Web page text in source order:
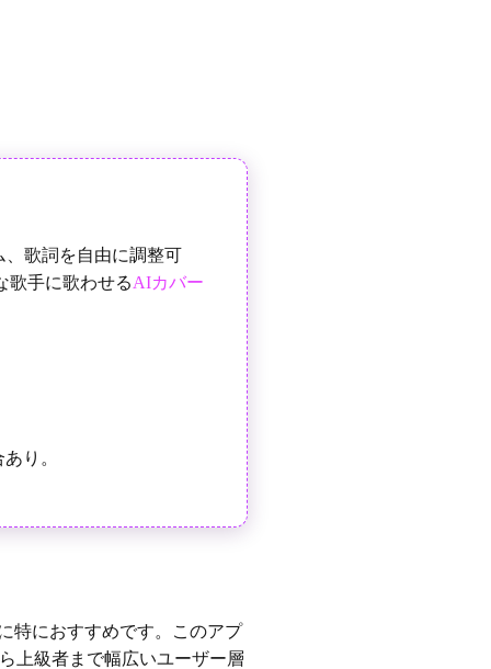
歌詞を自由に調整可
歌手に歌わせるAIカバー
り。
特におすすめです。このアプ
上級者まで幅広いユーザー層